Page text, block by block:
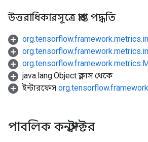
উত্তরাধিকারসূত্রে প্রাপ্ত পদ্ধতি
java.lang.Object ক্লাস থেকে
ইন্টারফেস
পাবলিক কনস্ট্রাক্টর